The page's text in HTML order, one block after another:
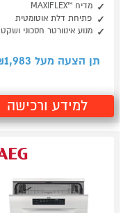
מדיח ™MAXIFLEX
פתיחת דלת אוטומטית
מנוע אינוורטר חסכוני ושקט
תן הצעה מעל ₪ 1,983
למידע ורכישה